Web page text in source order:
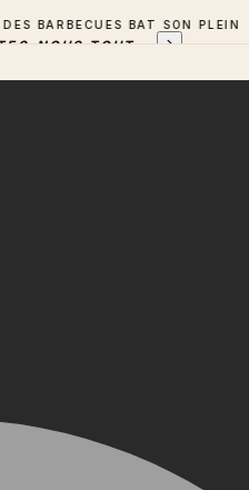
BAT SON PLEIN
NOUS TOUT →